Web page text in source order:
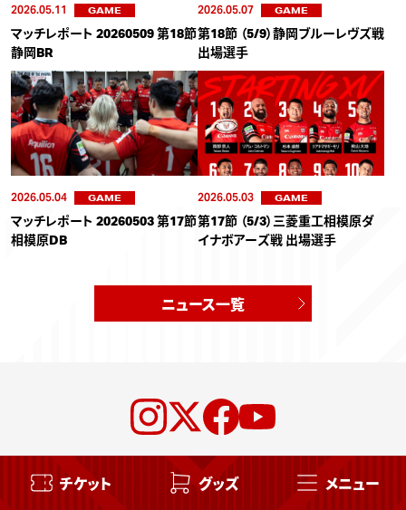
2026.05.11 GAME
マッチレポート 20260509 第18節
静岡BR
2026.05.07 GAME
第18節 （5/9）静岡ブルーレヴズ戦
出場選手
2026.05.04 GAME
マッチレポート 20260503 第17節
相模原DB
2026.05.03 GAME
第17節 （5/3）三菱重工相模原ダ
イナボアーズ戦 出場選手
ニュース一覧
チケット グッズ メニュー